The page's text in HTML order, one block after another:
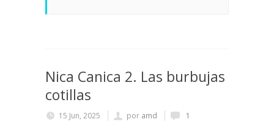
Nica Canica 2. Las burbujas
cotillas
15 Jun, 2025 por amd
1